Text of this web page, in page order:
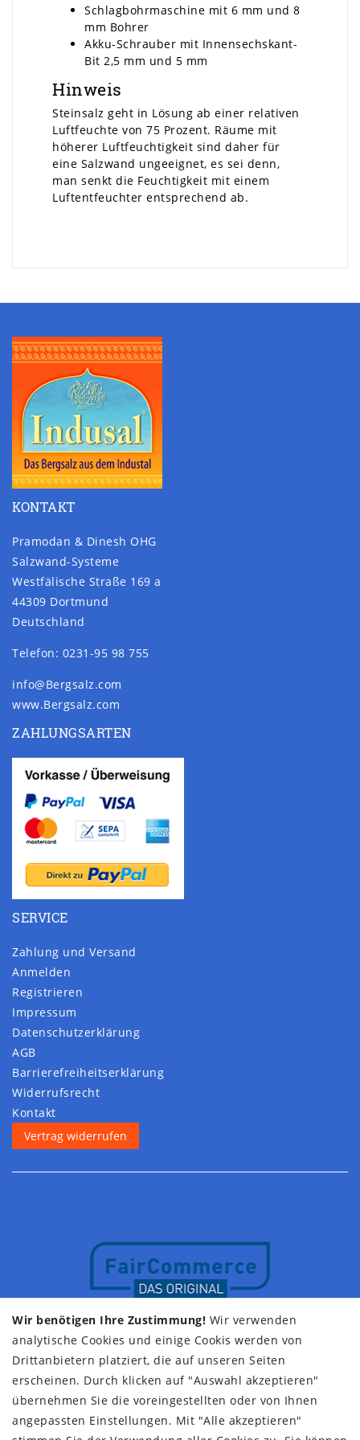
Schlagbohrmaschine mit 6 mm und 8
mm Bohrer
Akku-Schrauber mit Innensechskant-
Bit 2,5 mm und 5 mm
Hinweis
Steinsalz geht in Lösung ab einer relativen
Luftfeuchte von 75 Prozent. Räume mit
höherer Luftfeuchtigkeit sind daher für
eine Salzwand ungeeignet, es sei denn,
man senkt die Feuchtigkeit mit einem
Luftentfeuchter entsprechend ab.
KONTAKT
Pramodan & Dinesh OHG
Salzwand-Systeme
Westfälische Straße 169 a
44309 Dortmund
Deutschland
Telefon: 0231-95 98 755
info@Bergsalz.com
www.Bergsalz.com
ZAHLUNGSARTEN
SERVICE
Zahlung und Versand
Anmelden
Registrieren
Impressum
Daten­schutz­erklärung
AGB
Barrierefreiheitserklärung
Widerrufs­recht
Kontakt
Vertrag widerrufen
Wir benötigen Ihre Zustimmung! Wir verwenden
analytische Cookies und einige Cookis werden von
Drittanbietern platziert, die auf unseren Seiten
erscheinen. Durch klicken auf "Auswahl akzeptieren"
übernehmen Sie die voreingestellten oder von Ihnen
angepassten Einstellungen. Mit "Alle akzeptieren"